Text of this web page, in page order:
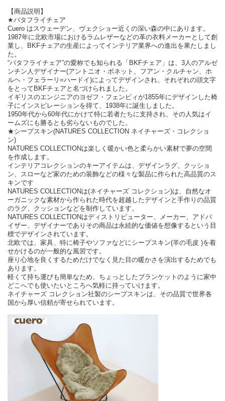
【商品説明】
★バタフライチェア
Cuero はスウェーデン、ヴェクショー近くの深い森の中にあります。
1987年に北欧市場におけるラムレザーなどの革の衣料メーカーとして創
業し、BKFチェアの生産によってインテリア業界への進出を果たしまし
た。
“バタフライチェア”の愛称でも知られる「BKFチェア」は、3人のアルゼ
ンチン人デザイナー(アントニオ・ボネット、フアン・クルチャン、ホ
ルヘ・フェラーリ=ハードイ)によってデザインされ、それぞれの頭文字
をとってBKFチェアと名づけられました。
イギリスのエンジニアのヨゼフ・フェンビィが1855年にデザインした椅
子にインスピレーションを得て、1938年に誕生しました。
1950年代から60年代にかけて特に若者たちに支持され、その人気はイ
ームズにも勝るとも劣らないものでした。
★シープスキン(NATURES COLLECTION ネイチャーズ・コレクショ
ン)
NATURES COLLECTIONは楽しく暖かい色と柔らかい素材で夢の空間
を作成します。
インテリアコレクションのキーアイテムは、デザインラグ、クッショ
ン、スローなど家のための装飾などの様々な製品に作られた高品質のス
キンです
NATURES COLLECTIONは(ネイチャーズ コレクション)は、自然なオ
ーガニックな素材から作られた時代を超越したデザインと手作りの品質
のラグ、クッションなどを制作しています。
NATURES COLLECTIONはディストリビューター、メーカー、アドバ
イザー、デザイナーでありその商品は永続的な価値を想像するという目
標でデザインされています。
北欧では、家具、特に椅子やソファなどにシープスキン(羊の毛皮 )を着
せかけるのが一般的な風習です。
座り心地を良くするためだけでなく見た目の暖かさを演出するためでも
あります。
軽くて持ち運びも簡単なため、ちょっとしたブランケットのように家中
どこへでも使いたいところへ気軽に持っていけます。
ネイチャーズ コレクション社製のシープスキンは、その品質で世界各
国から厚い信頼が寄せられています。